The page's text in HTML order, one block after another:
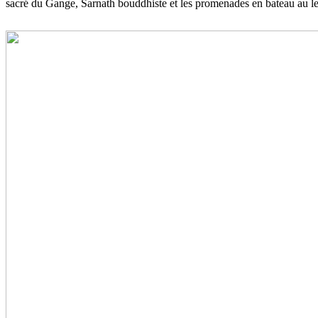
sacré du Gange, Sarnath bouddhiste et les promenades en bateau